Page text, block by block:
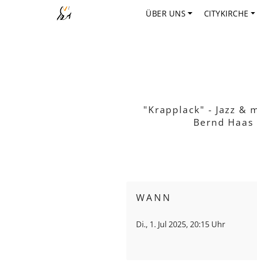
ÜBER UNS CITYKIRCHE
"Krapplack" - Jazz &
Bernd
WANN
Di., 1. Jul 2025, 20:15 Uhr